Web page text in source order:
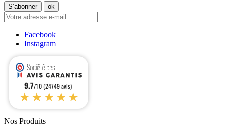
Facebook
Instagram
9.7/10 (24749 avis)
★★★★★
Nos Produits